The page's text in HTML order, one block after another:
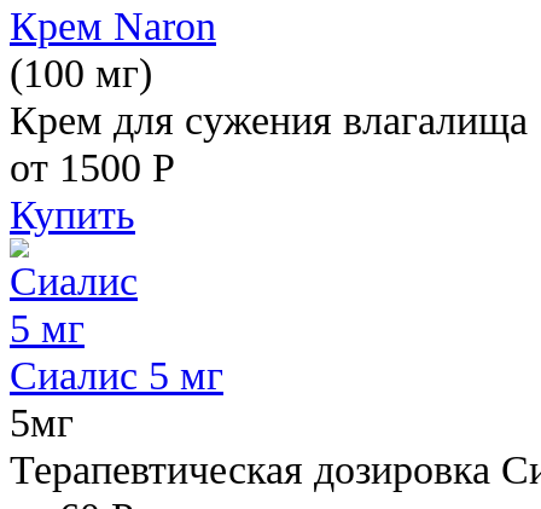
Крем Naron
(100 мг)
Крем для сужения влагалища
от 1500 Р
Купить
Сиалис 5 мг
5мг
Терапевтическая дозировка